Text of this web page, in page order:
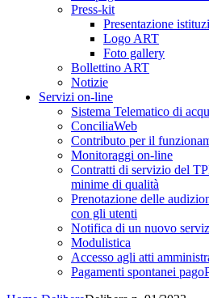
Press-kit
Presentazione
Logo ART
Foto gallery
Bollettino ART
Notizie
Servizi on-line
Sistema Telematico di
ConciliaWeb
Contributo per il
Monitoraggi on-line
Contratti di servizio del
minime di qualità
Prenotazione delle
con gli utenti
Notifica di un nuovo
Modulistica
Accesso agli atti
Pagamenti spontanei